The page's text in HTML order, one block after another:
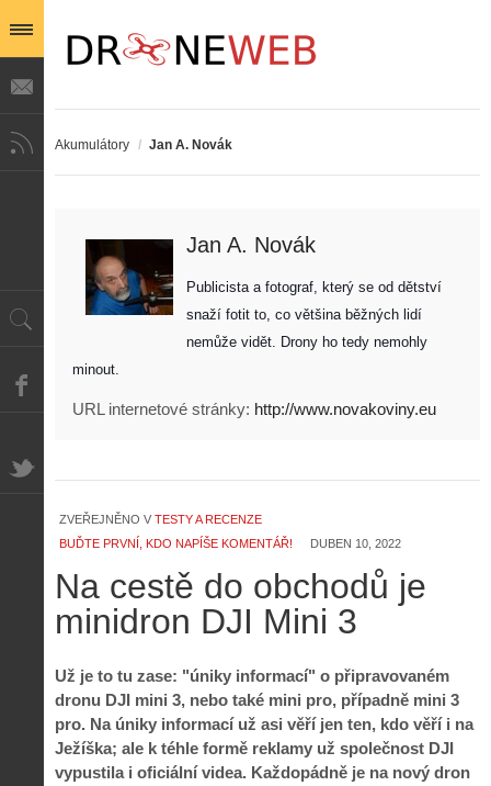
Akumulátory / Jan A. Novák
Jan A. Novák
Publicista a fotograf, který se od dětství
snaží fotit to, co většina běžných lidí
nemůže vidět. Drony ho tedy nemohly
minout.
URL internetové stránky: http://www.novakoviny.eu
ZVEŘEJNĚNO V TESTY A RECENZE
BUĎTE PRVNÍ, KDO NAPÍŠE KOMENTÁŘ!
DUBEN 10, 2022
Na cestě do obchodů je
minidron DJI Mini 3
Už je to tu zase: "úniky informací" o připravovaném
dronu DJI mini 3, nebo také mini pro, případně mini 3
pro. Na úniky informací už asi věří jen ten, kdo věří i na
Ježíška; ale k téhle formě reklamy už společnost DJI
vypustila i oficiální videa. Každopádně je na nový dron